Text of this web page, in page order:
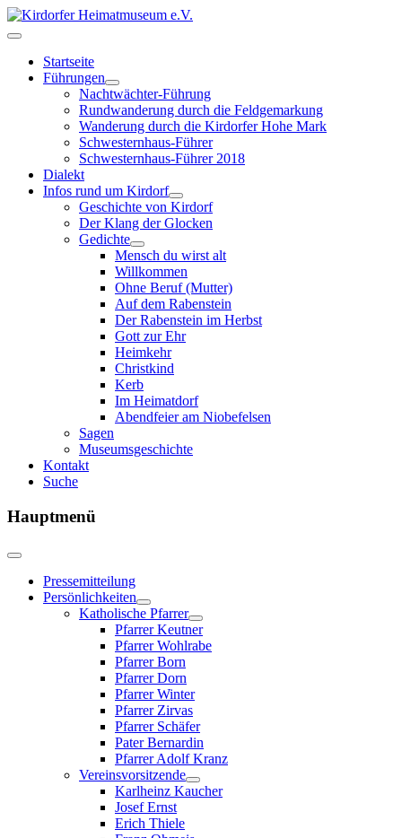
Startseite
Führungen
Nachtwächter-Führung
Rundwanderung durch die Feldgemarkung
Wanderung durch die Kirdorfer Hohe Mark
Schwesternhaus-Führer
Schwesternhaus-Führer 2018
Dialekt
Infos rund um Kirdorf
Geschichte von Kirdorf
Der Klang der Glocken
Gedichte
Mensch du wirst alt
Willkommen
Ohne Beruf (Mutter)
Auf dem Rabenstein
Der Rabenstein im Herbst
Gott zur Ehr
Heimkehr
Christkind
Kerb
Im Heimatdorf
Abendfeier am Niobefelsen
Sagen
Museumsgeschichte
Kontakt
Suche
Hauptmenü
Pressemitteilung
Persönlichkeiten
Katholische Pfarrer
Pfarrer Keutner
Pfarrer Wohlrabe
Pfarrer Born
Pfarrer Dorn
Pfarrer Winter
Pfarrer Zirvas
Pfarrer Schäfer
Pater Bernardin
Pfarrer Adolf Kranz
Vereinsvorsitzende
Karlheinz Kaucher
Josef Ernst
Erich Thiele